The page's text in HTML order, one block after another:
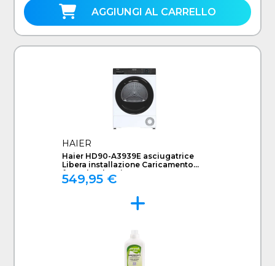
AGGIUNGI AL CARRELLO
HAIER
Haier HD90-A3939E asciugatrice
Libera installazione Caricamento
frontale 9 kg Bianco
549,95 €